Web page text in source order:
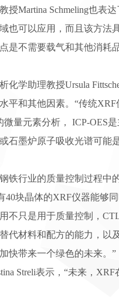
Martina Schmeling也表达
也可以应用，而且该方法
是不需要载气和其他消耗
学助理教授Ursula
平和其他因素。“传统
微量元素分析， ICP-OES
石墨炉原子吸收光谱可能
行业的质量控制过程中
40块晶体的XRF仪器能够
只是用于质量控制，CTL
代材料和配方的能力，以
快带来一个绿色的未来。”
Streli表示，“未来，XRF